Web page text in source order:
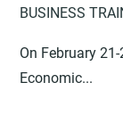
BUSINESS
On February
Economic...